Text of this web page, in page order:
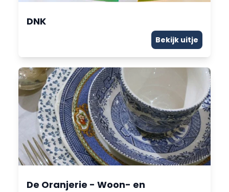
DNK
Bekijk uitje
De Oranjerie - Woon- en